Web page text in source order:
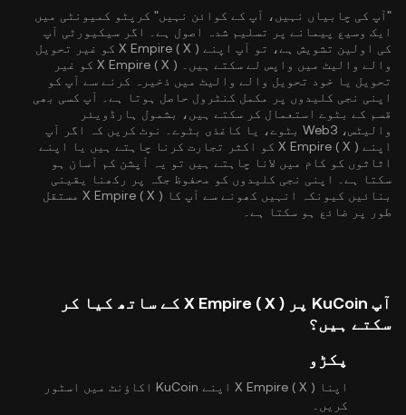
"آپ کی چابیاں نہیں، آپ کے کوائن نہیں" کرپٹو کمیونٹی میں
ایک وسیع پیمانے پر تسلیم شدہ اصول ہے۔ اگر سیکیورٹی آپ
کی اولین تشویش ہے، تو آپ اپنے X Empire ( X ) کو غیر تحویل
والے والیٹ میں واپس لے سکتے ہیں۔ X Empire ( X ) کو غیر
تحویل یا خود تحویل والے والیٹ میں ذخیرہ کرنے سے آپ کو
اپنی نجی کلیدوں پر مکمل کنٹرول حاصل ہوتا ہے۔ آپ کسی بھی
قسم کے بٹوے استعمال کر سکتے ہیں، بشمول ہارڈویئر
والیٹس، Web3 بٹوے، یا کاغذی بٹوے۔ نوٹ کریں کہ اگر آپ
اپنے X Empire ( X ) کو اکثر تجارت کرنا چاہتے ہیں یا اپنے
اثاثوں کو کام میں لانا چاہتے ہیں تو یہ آپشن کم آسان ہو
سکتا ہے۔ اپنی نجی کلیدوں کو محفوظ جگہ پر رکھنا یقینی
بنائیں کیونکہ انہیں کھونے سے آپ کا X Empire ( X ) مستقل
طور پر ضائع ہو سکتا ہے۔
آپ KuCoin پر X Empire ( X ) کے ساتھ کیا کر
سکتے ہیں؟
پکڑو
اپنا X Empire ( X ) اپنے KuCoin اکاؤنٹ میں اسٹور
کریں۔